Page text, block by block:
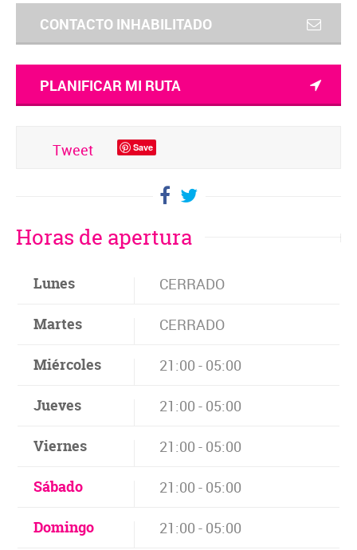
CONTACTO INHABILITADO
PLANIFICAR MI RUTA
Tweet Save
Horas de apertura
Lunes CERRADO
Martes CERRADO
Miércoles 21:00 - 05:00
Jueves 21:00 - 05:00
Viernes 21:00 - 05:00
Sábado 21:00 - 05:00
Domingo 21:00 - 05:00